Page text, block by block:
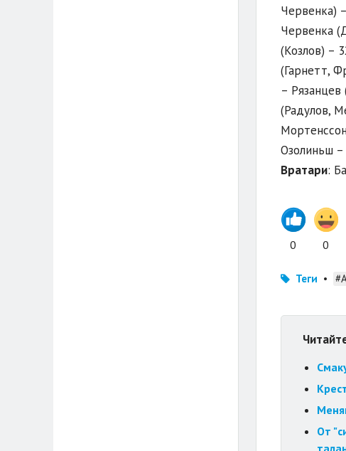
Червенка)
Червенка
(Козлов) –
(Гарнетт,
–
(Радулов,
Озолиньш
Вратари:
0 0
Теги •
От